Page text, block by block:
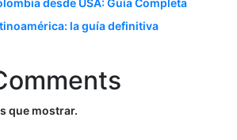
la guía definitiva
que mostrar.